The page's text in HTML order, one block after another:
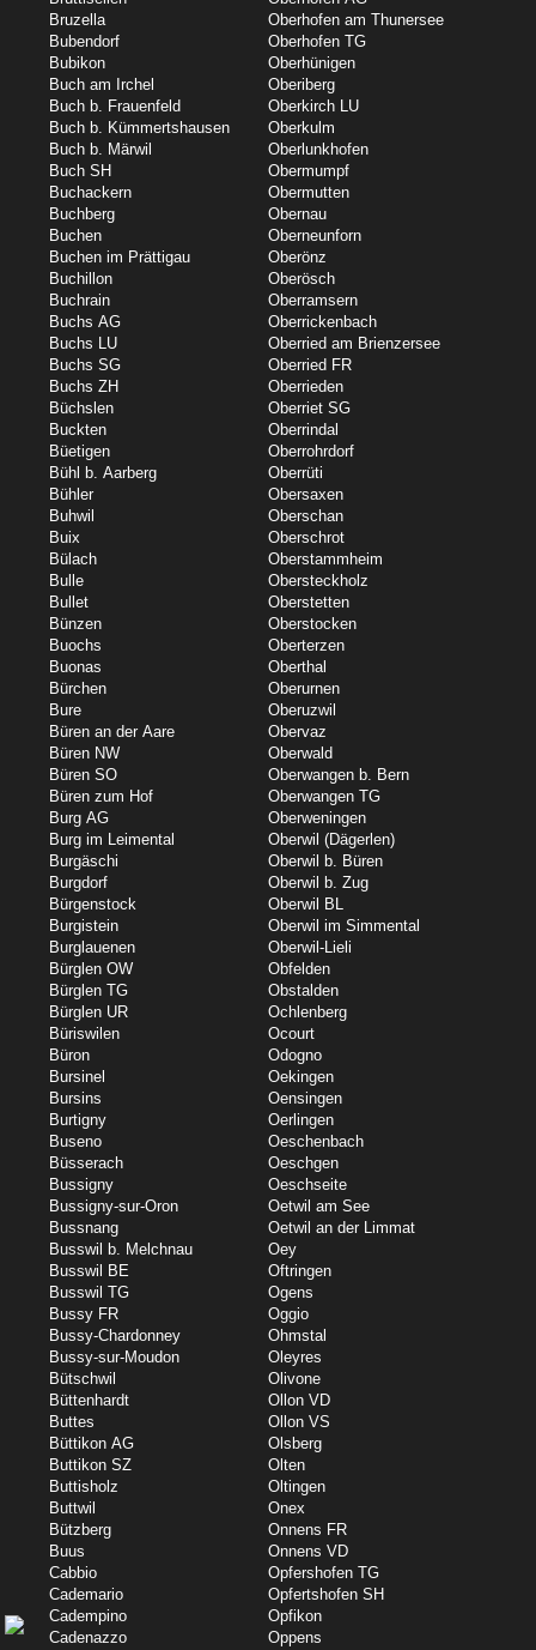
Bruzella
Bubendorf
Bubikon
Buch am Irchel
Buch b. Frauenfeld
Buch b. Kümmertshausen
Buch b. Märwil
Buch SH
Buchackern
Buchberg
Buchen
Buchen im Prättigau
Buchillon
Buchrain
Buchs AG
Buchs LU
Buchs SG
Buchs ZH
Büchslen
Buckten
Büetigen
Bühl b. Aarberg
Bühler
Buhwil
Buix
Bülach
Bulle
Bullet
Bünzen
Buochs
Buonas
Bürchen
Bure
Büren an der Aare
Büren NW
Büren SO
Büren zum Hof
Burg AG
Burg im Leimental
Burgäschi
Burgdorf
Bürgenstock
Burgistein
Burglauenen
Bürglen OW
Bürglen TG
Bürglen UR
Büriswilen
Büron
Bursinel
Bursins
Burtigny
Buseno
Büsserach
Bussigny
Bussigny-sur-Oron
Bussnang
Busswil b. Melchnau
Busswil BE
Busswil TG
Bussy FR
Bussy-Chardonney
Bussy-sur-Moudon
Bütschwil
Büttenhardt
Buttes
Büttikon AG
Buttikon SZ
Buttisholz
Buttwil
Bützberg
Buus
Cabbio
Cademario
Cadempino
Cadenazzo
Oberhofen am Thunersee
Oberhofen TG
Oberhünigen
Oberiberg
Oberkirch LU
Oberkulm
Oberlunkhofen
Obermumpf
Obermutten
Obernau
Oberneunforn
Oberönz
Oberösch
Oberramsern
Oberrickenbach
Oberried am Brienzersee
Oberried FR
Oberrieden
Oberriet SG
Oberrindal
Oberrohrdorf
Oberrüti
Obersaxen
Oberschan
Oberschrot
Oberstammheim
Obersteckholz
Oberstetten
Oberstocken
Oberterzen
Oberthal
Oberurnen
Oberuzwil
Obervaz
Oberwald
Oberwangen b. Bern
Oberwangen TG
Oberweningen
Oberwil (Dägerlen)
Oberwil b. Büren
Oberwil b. Zug
Oberwil BL
Oberwil im Simmental
Oberwil-Lieli
Obfelden
Obstalden
Ochlenberg
Ocourt
Odogno
Oekingen
Oensingen
Oerlingen
Oeschenbach
Oeschgen
Oeschseite
Oetwil am See
Oetwil an der Limmat
Oey
Oftringen
Ogens
Oggio
Ohmstal
Oleyres
Olivone
Ollon VD
Ollon VS
Olsberg
Olten
Oltingen
Onex
Onnens FR
Onnens VD
Opfershofen TG
Opfertshofen SH
Opfikon
Oppens